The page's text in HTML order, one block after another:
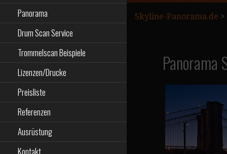
Panorama
Drum Scan Service
Trommelscan Beispiele
Lizenzen/Drucke
Preisliste
Referenzen
Ausrüstung
Kontakt
Skyline-Panorama.de >
Panorama